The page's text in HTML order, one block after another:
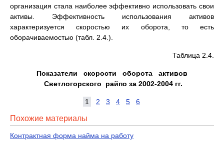
организация стала наиболее эффективно использовать свои
активы. Эффективность использования активов
характеризуется скоростью их оборота, то есть
оборачиваемостью (табл. 2.4.).
Таблица 2.4.
Показатели скорости оборота активов
Светлогорского райпо за 2002-2004 гг.
1 2 3 4 5 6
Похожие материалы
Контрактная форма найма на работу